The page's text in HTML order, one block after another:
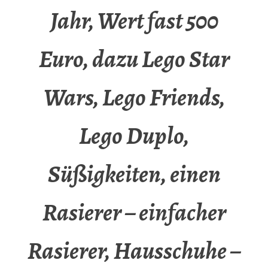
Jahr, Wert fast 500
Euro, dazu Lego Star
Wars, Lego Friends,
Lego Duplo,
Süßigkeiten, einen
Rasierer – einfacher
Rasierer, Hausschuhe –